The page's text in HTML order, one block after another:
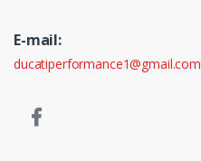
E-mail:
ducatiperformance1@gmail.com